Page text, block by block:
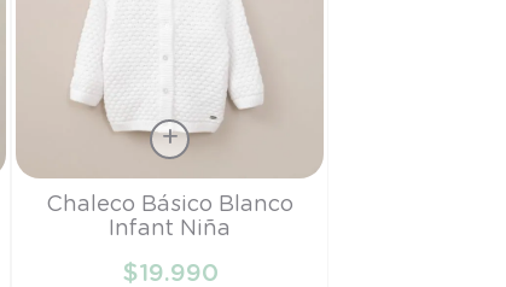
Talla
AÑADIR AL CARRITO
Chaleco Básico Blanco
Infant Niña
$19.990